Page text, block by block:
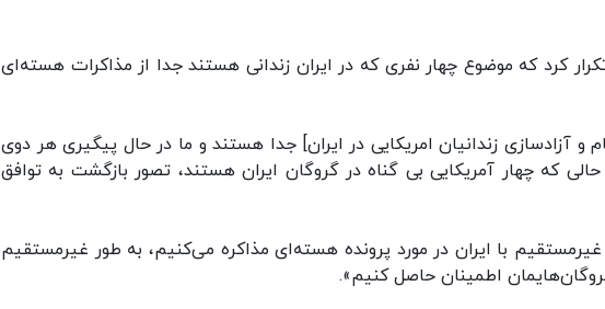
کرد که موضوع چهار نفری که در ایران زندانی هستند جدا از مذاکرات هسته‌ای
آزادسازی زندانیان امریکایی در ایران] جدا هستند و ما در حال پیگیری هر دوی
که چهار آمریکایی بی گناه در گروگان ایران هستند، تصور بازگشت به توافق
غیرمستقیم با ایران در مورد پرونده هسته‌ای مذاکره می‌کنیم، به طور غیرمستقیم
اطمینان حاصل کنیم».